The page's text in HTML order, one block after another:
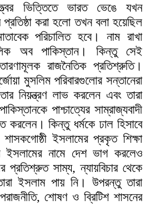
ভিত্তিতে ভারত ভেঙে যখন
করা হলো তখন বলা হয়েছিল
পরিচালিত হবে। নাম রাখা
অব পাকিস্তান। কিন্তু সেই
রাজনৈতিক প্রতিশ্রুতি।
মুসলিম পরিবারগুলোর সন্তানেরা
নিয়ন্ত্রণ লাভ করলেন এবং তারা
পাশ্চাত্যের সাম্রাজ্যবাদী
করলেন। কিন্তু ধর্মকে ঢাল হিসাবে
ইসলামের প্রকৃত শিক্ষা
নামে দেশ ভাগ করলেও
প্রতিশ্রুত সাম্য, ন্যায়বিচার থেকে
ইসলাম পায় নি। উপরন্তু তারা
শোষণ ও ব্রিটিশ শাসনের